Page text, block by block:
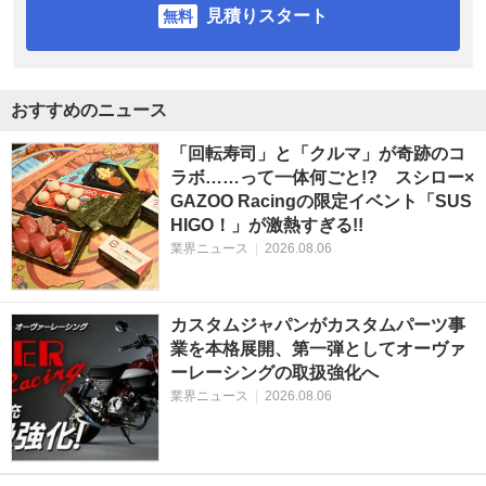
見積りスタート
おすすめのニュース
「回転寿司」と「クルマ」が奇跡のコ
ラボ……って一体何ごと!? スシロー×
GAZOO Racingの限定イベント「SUS
HIGO！」が激熱すぎる!!
業界ニュース 2026.08.06
カスタムジャパンがカスタムパーツ事
業を本格展開、第一弾としてオーヴァ
ーレーシングの取扱強化へ
業界ニュース 2026.08.06